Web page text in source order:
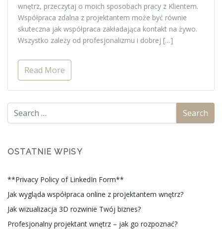
wnętrz, przeczytaj o moich sposobach pracy z Klientem.
Współpraca zdalna z projektantem może być równie
skuteczna jak współpraca zakładająca kontakt na żywo.
Wszystko zależy od profesjonalizmu i dobrej […]
Read More
OSTATNIE WPISY
**Privacy Policy of LinkedIn Form**
Jak wygląda współpraca online z projektantem wnętrz?
Jak wizualizacja 3D rozwinie Twój biznes?
Profesjonalny projektant wnętrz – jak go rozpoznać?